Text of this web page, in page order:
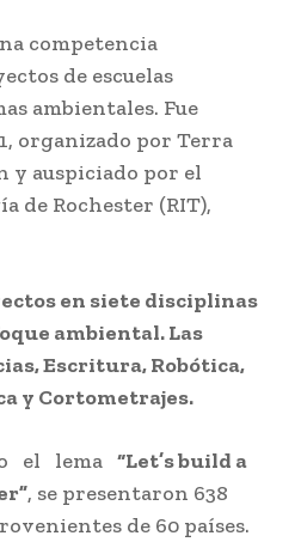
competencia
de escuelas
ambientales. Fue
organizado por Terra
y auspiciado por el
de Rochester (RIT),
en siete disciplinas
ambiental. Las
Escritura, Robótica,
y Cortometrajes.
el lema “Let’s build a
, se presentaron 638
de 60 países.